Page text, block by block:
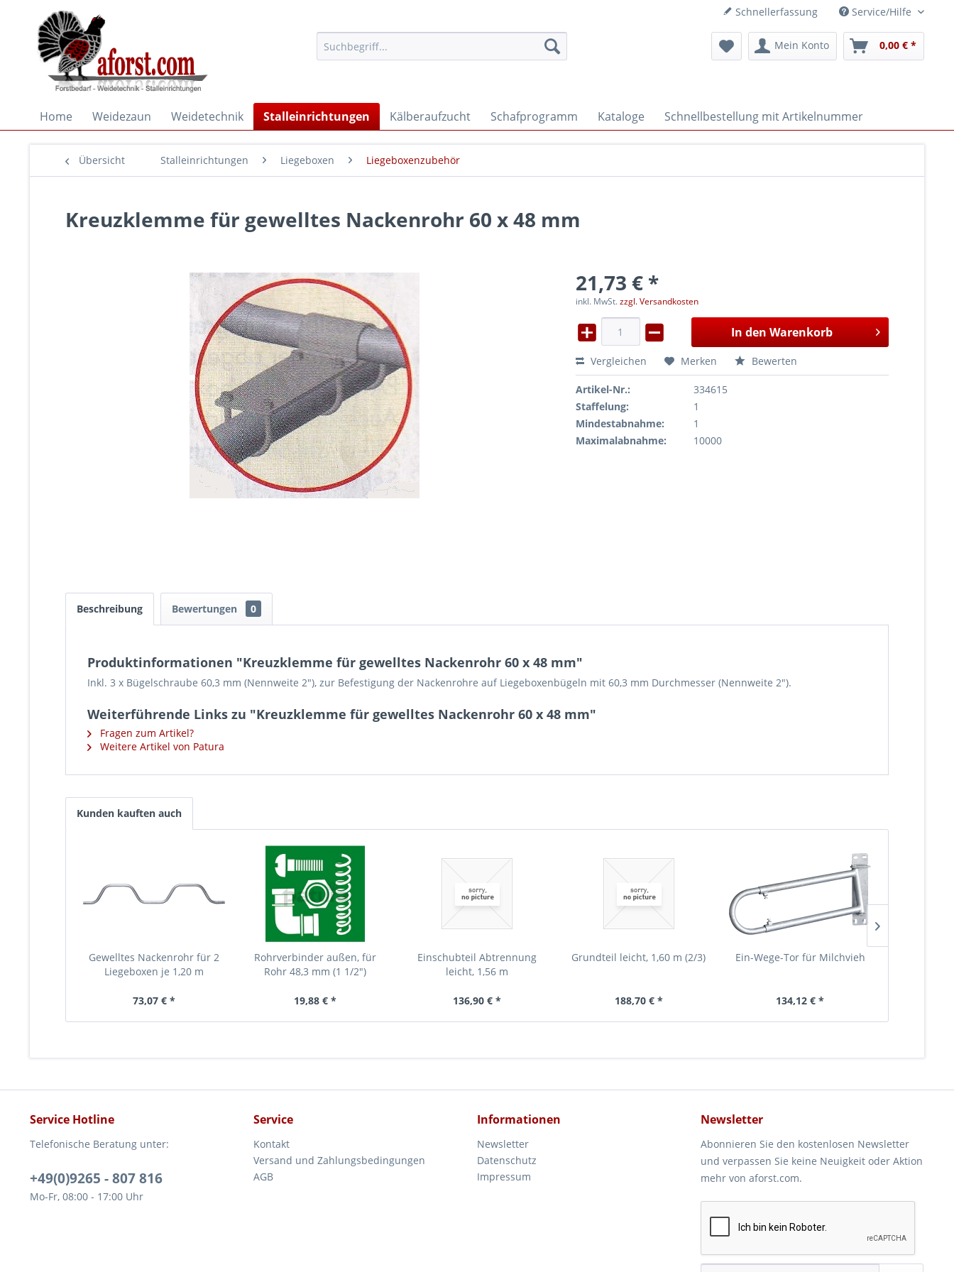
Schnellerfassung Service/Hilfe
Mein Konto 0,00 € *
Home Weidezaun Weidetechnik Stalleinrichtungen Kälberaufzucht Schafprogramm Kataloge Schnellbestellung mit Artikelnummer
Übersicht Stalleinrichtungen Liegeboxen Liegeboxenzubehör
Kreuzklemme für gewelltes Nackenrohr 60 x 48 mm
21,73 € *
inkl. MwSt.zzgl. Versandkosten
In den Warenkorb
Vergleichen Merken Bewerten
Artikel-Nr.:
334615
Staffelung:
1
Mindestabnahme:
1
Maximalabnahme:
10000
Beschreibung Bewertungen 0
Produktinformationen "Kreuzklemme für gewelltes Nackenrohr 60 x 48 mm"
Inkl. 3 x Bügelschraube 60,3 mm (Nennweite 2"), zur Befestigung der Nackenrohre auf Liegeboxenbügeln mit 60,3 mm Durchmesser (Nennweite 2").
Weiterführende Links zu "Kreuzklemme für gewelltes Nackenrohr 60 x 48 mm"
Fragen zum Artikel?
Weitere Artikel von Patura
Kunden kauften auch
Gewelltes Nackenrohr für 2
Liegeboxen je 1,20 m
73,07 € *
Rohrverbinder außen, für
Rohr 48,3 mm (1 1/2")
19,88 € *
Einschubteil Abtrennung
leicht, 1,56 m
136,90 € *
Grundteil leicht, 1,60 m (2/3)
188,70 € *
Ein-Wege-Tor für Milchvieh
134,12 € *
Service Hotline
Telefonische Beratung unter:
+49(0)9265 - 807 816
Mo-Fr, 08:00 - 17:00 Uhr
Service
Kontakt
Versand und Zahlungsbedingungen
AGB
Informationen
Newsletter
Datenschutz
Impressum
Newsletter
Abonnieren Sie den kostenlosen Newsletter
und verpassen Sie keine Neuigkeit oder Aktion
mehr von aforst.com.